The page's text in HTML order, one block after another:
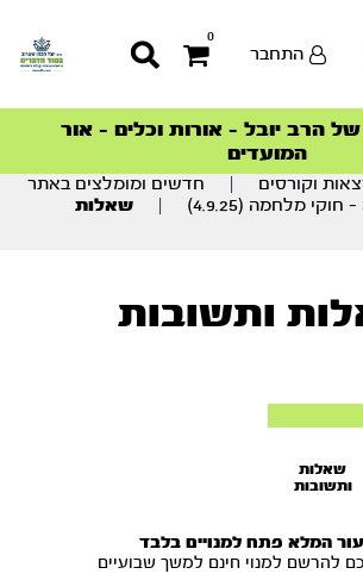
0
התחבר
סדרות הפודקאסטים
החודש – דרך המלך
הרב יובל – אורות וכלים – אור
המועדים
הבריאות הטבעית >
סדרות הפודקאסטים
החודש – דרך המלך
וקורסים
חדשים ומומלצים באתר
מלחמה (4.9.25)
שאלות
ותשובות
שאלות
ותשובות
המלא פתח למנויים בלבד
להרשם למנוי חינם למשך שבועיים